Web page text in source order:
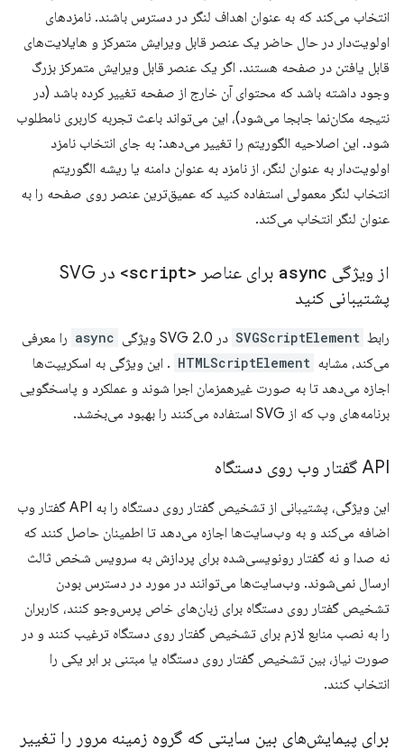
انتخاب می‌کند که به عنوان اهداف لنگر در دسترس باشند. نامزدهای
اولویت‌دار در حال حاضر یک عنصر قابل ویرایش متمرکز و هایلایت‌های
قابل یافتن در صفحه هستند. اگر یک عنصر قابل ویرایش متمرکز بزرگ
وجود داشته باشد که محتوای آن خارج از صفحه تغییر کرده باشد (در
نتیجه مکان‌نما جابجا می‌شود)، این می‌تواند باعث تجربه کاربری نامطلوب
شود. این اصلاحیه الگوریتم را تغییر می‌دهد: به جای انتخاب نامزد
اولویت‌دار به عنوان لنگر، از نامزد به عنوان دامنه یا ریشه الگوریتم
انتخاب لنگر معمولی استفاده کنید که عمیق‌ترین عنصر روی صفحه را به
عنوان لنگر انتخاب می‌کند.
از ویژگی async برای عناصر <script>
در SVG
پشتیبانی کنید
رابط SVGScriptElement در SVG 2.0 ویژگی async را معرفی
می‌کند، مشابه HTMLScriptElement . این ویژگی به اسکریپت‌ها
اجازه می‌دهد تا به صورت غیرهمزمان اجرا شوند و عملکرد و پاسخگویی
برنامه‌های وب که از SVG استفاده می‌کنند را بهبود می‌بخشد.
API گفتار وب روی دستگاه
این ویژگی، پشتیبانی از تشخیص گفتار روی دستگاه را به API گفتار وب
اضافه می‌کند و به وب‌سایت‌ها اجازه می‌دهد تا اطمینان حاصل کنند که
نه صدا و نه گفتار رونویسی‌شده برای پردازش به سرویس شخص ثالث
ارسال نمی‌شوند. وب‌سایت‌ها می‌توانند در مورد در دسترس بودن
تشخیص گفتار روی دستگاه برای زبان‌های خاص پرس‌وجو کنند، کاربران
را به نصب منابع لازم برای تشخیص گفتار روی دستگاه ترغیب کنند و در
صورت نیاز، بین تشخیص گفتار روی دستگاه یا مبتنی بر ابر یکی را
انتخاب کنند.
برای پیمایش‌های بین سایتی که گروه زمینه مرور را تغییر